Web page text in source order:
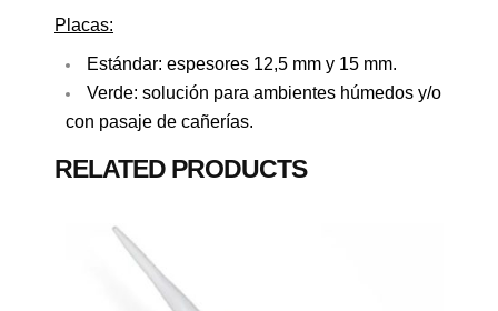
Placas:
Estándar: espesores 12,5 mm y 15 mm.
Verde: solución para ambientes húmedos y/o
con pasaje de cañerías.
RELATED PRODUCTS